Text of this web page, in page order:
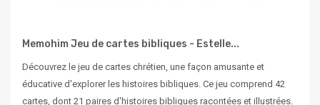
Memohim Jeu de cartes bibliques - Estelle...
Découvrez le jeu de cartes chrétien, une façon amusante et
éducative d'explorer les histoires bibliques. Ce jeu comprend 42
cartes, dont 21 paires d'histoires bibliques racontées et illustrées.